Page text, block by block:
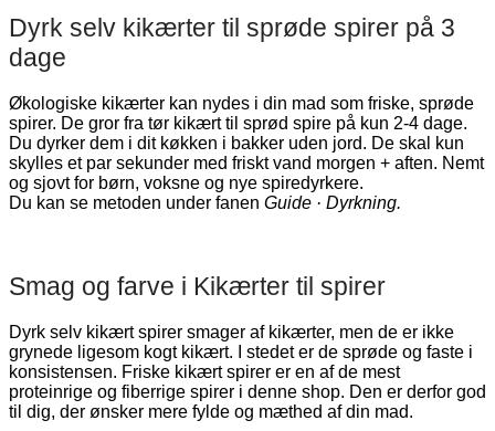
Dyrk selv kikærter til sprøde spirer på 3
dage
Økologiske kikærter kan nydes i din mad som friske, sprøde
spirer. De gror fra tør kikært til sprød spire på kun 2-4 dage.
Du dyrker dem i dit køkken i bakker uden jord. De skal kun
skylles et par sekunder med friskt vand morgen + aften. Nemt
og sjovt for børn, voksne og nye spiredyrkere.
Du kan se metoden under fanen Guide · Dyrkning.
Smag og farve i Kikærter til spirer
Dyrk selv kikært spirer smager af kikærter, men de er ikke
grynede ligesom kogt kikært. I stedet er de sprøde og faste i
konsistensen. Friske kikært spirer er en af de mest
proteinrige og fiberrige spirer i denne shop. Den er derfor god
til dig, der ønsker mere fylde og mæthed af din mad.